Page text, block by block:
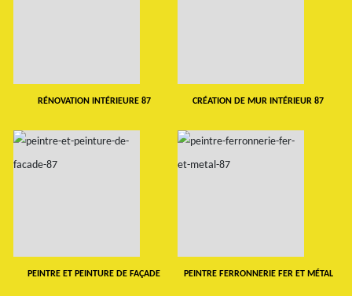
RÉNOVATION INTÉRIEURE 87 CRÉATION DE MUR INTÉRIEUR 87
PEINTRE ET PEINTURE DE FAÇADE PEINTRE FERRONNERIE FER ET MÉTAL